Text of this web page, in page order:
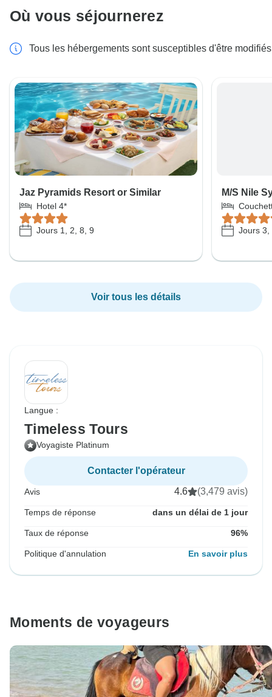
Où vous séjournerez
Tous les hébergements sont susceptibles d'être modifiés
Jaz Pyramids Resort or Similar
Hotel 4*
Jours 1, 2, 8, 9
M/S Nile
Jours 3,
Voir tous les détails
Langue :
Timeless Tours
Voyagiste Platinum
Contacter l'opérateur
Avis 4.6 (3,479 avis)
Temps de réponse dans un délai de 1 jour
Taux de réponse 96%
Politique d'annulation En savoir plus
Moments de voyageurs